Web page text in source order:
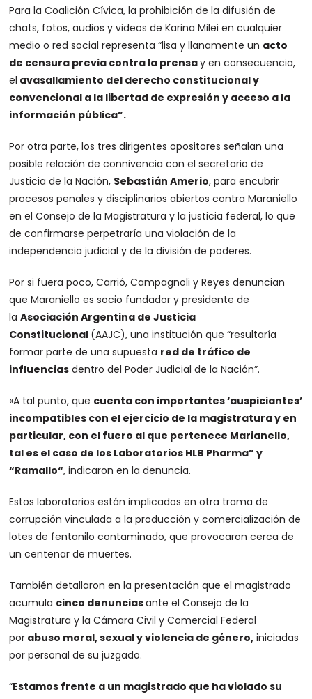
Para la Coalición Cívica, la prohibición de la difusión de
chats, fotos, audios y videos de Karina Milei en cualquier
medio o red social representa “lisa y llanamente un acto
de censura previa contra la prensay en consecuencia,
el avasallamiento del derecho constitucional y
convencional a la libertad de expresión y acceso a la
información pública”.
Por otra parte, los tres dirigentes opositores señalan una
posible relación de connivencia con el secretario de
Justicia de la Nación, Sebastián Amerio, para encubrir
procesos penales y disciplinarios abiertos contra Maraniello
en el Consejo de la Magistratura y la justicia federal, lo que
de confirmarse perpetraría una violación de la
independencia judicial y de la división de poderes.
Por si fuera poco, Carrió, Campagnoli y Reyes denuncian
que Maraniello es socio fundador y presidente de
laAsociación Argentina de Justicia
Constitucional (AAJC), una institución que “resultaría
formar parte de una supuesta red de tráfico de
influencias dentro del Poder Judicial de la Nación”.
«A tal punto, que cuenta con importantes ‘auspiciantes’
incompatibles con el ejercicio de la magistratura y en
particular, con el fuero al que pertenece Marianello,
tal es el caso de los Laboratorios HLB Pharma” y
“Ramallo“, indicaron en la denuncia.
Estos laboratorios están implicados en otra trama de
corrupción vinculada a la producción y comercialización de
lotes de fentanilo contaminado, que provocaron cerca de
un centenar de muertes.
También detallaron en la presentación que el magistrado
acumula cinco denunciasante el Consejo de la
Magistratura y la Cámara Civil y Comercial Federal
por abuso moral, sexual y violencia de género, iniciadas
por personal de su juzgado.
“Estamos frente a un magistrado que ha violado su